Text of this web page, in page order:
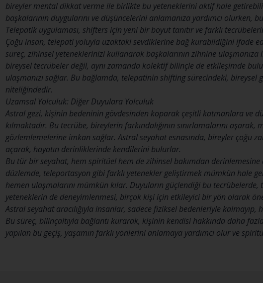
bireyler mental dikkat verme ile birlikte bu yeteneklerini aktif hale
başkalarının duygularını ve düşüncelerini anlamanıza yardımcı olurken,
Telepatik uygulaması, shifters için yeni bir boyut tanıtır ve farklı
Çoğu insan, telepati yoluyla uzaktaki sevdiklerine bağ kurabildiğini ifade
süreç, zihinsel yeteneklerinizi kullanarak başkalarının zihnine
bireysel tecrübeler değil, aynı zamanda kolektif bilinçle de etkileşimde
ulaşmanızı sağlar. Bu bağlamda, telepatinin shifting sürecindeki,
niteliğindedir.
Uzamsal Yolculuk: Diğer Duyulara Yolculuk
Astral gezi, kişinin bedeninin gövdesinden koparak çeşitli katmanlara ve
kılmaktadır. Bu tecrübe, bireylerin farkındalığının sınırlamalarını aşarak,
gözlemlemelerine imkan sağlar. Astral seyahat esnasında, bireyler çoğu
açarak, hayatın derinliklerinde kendilerini bulurlar.
Bu tür bir seyahat, hem spiritüel hem de zihinsel bakımdan
düzlemde, teleportasyon gibi farklı yetenekler geliştirmek mümkün hale
hemen ulaşmalarını mümkün kılar. Duyuların güçlendiği bu
yeteneklerin de deneyimlenmesi, birçok kişi için etkileyici bir yön olarak
Astral seyahat aracılığıyla insanlar, sadece fiziksel bedenleriyle kalmayıp,
Bu süreç, bilinçaltıyla bağlantı kurarak, kişinin kendisi hakkında daha
yapılan bu geçiş, yaşamın farklı yönlerini anlamaya yardımcı olur ve